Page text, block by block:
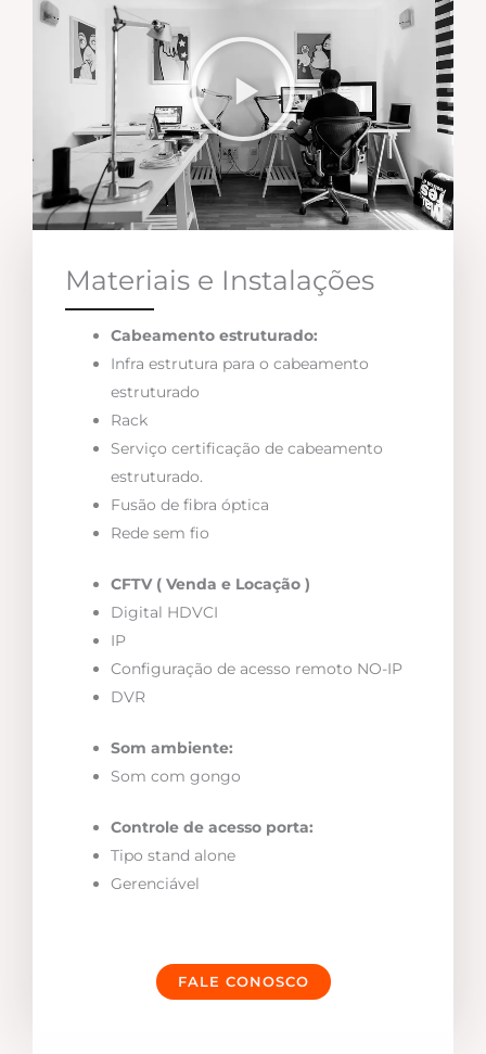
Materiais e Instalações
Cabeamento estruturado:
Infra estrutura para o cabeamento
estruturado
Rack
Serviço certificação de cabeamento
estruturado.
Fusão de fibra óptica
Rede sem fio
CFTV ( Venda e Locação )
Digital HDVCI
IP
Configuração de acesso remoto NO-IP
DVR
Som ambiente:
Som com gongo
Controle de acesso porta:
Tipo stand alone
Gerenciável
FALE CONOSCO